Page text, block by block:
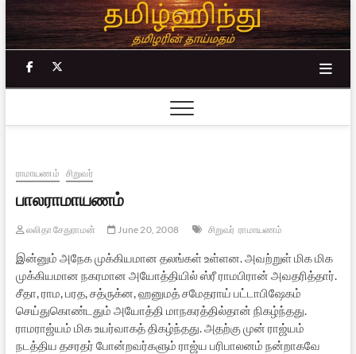
Skip
to
content
facebook
ராமாயணம் சிறுவர்
பாலராமாயணம்
லலிதா சேதுராமன் June 20, 2008 சிறுவர் ராமாயணம்
இன்னும் அநேக முக்கியமான தலங்கள் உள்ளன. அவற்றுள் மிக மிக
முக்கியமான நகரமான அயோத்தியில் ஸ்ரீ ராமபிரான் அவதரித்தார்.
சீதா, ராம, பரத, சத்ருக்ன, ஹனுமத் சமேதராய் பட்டாபிஷேகம்
செய்துகொண்டதும் அயோத்தி மாநகரத்தில்தான் நிகழ்ந்தது.
ராமராஜ்யம் மிக உயர்வாகத் திகழ்ந்தது. அதற்கு முன் ராஜ்யம்
நடத்திய தசரதர் போன்றவர்களும் ராஜ்ய பரிபாலனம் நன்றாகவே